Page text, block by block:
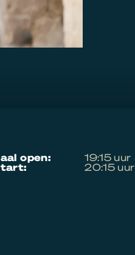
zaal open: 19:15 uur
start: 20:15 uur